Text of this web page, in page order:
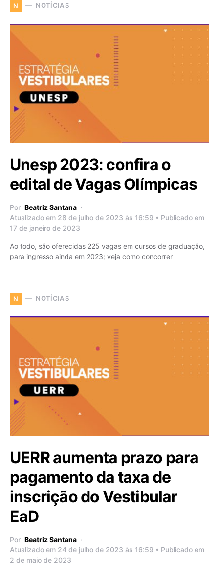
N NOTÍCIAS
Unesp 2023: confira o
edital de Vagas Olímpicas
Por Beatriz Santana
Atualizado em 28 de julho de 2023 às 16:59 • Publicado em
17 de janeiro de 2023
Ao todo, são oferecidas 225 vagas em cursos de graduação,
para ingresso ainda em 2023; veja como concorrer
N NOTÍCIAS
UERR aumenta prazo para
pagamento da taxa de
inscrição do Vestibular
EaD
Por Beatriz Santana
Atualizado em 24 de julho de 2023 às 16:59 • Publicado em
2 de maio de 2023